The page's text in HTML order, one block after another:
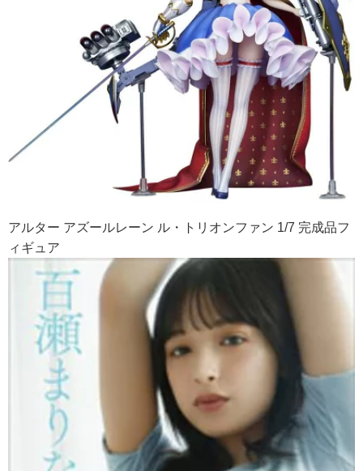
アルター アズールレーン ル・トリオンファン 1/7 完成品フ
ィギュア